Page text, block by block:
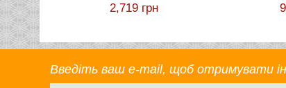
2,719 грн
Введіть ваш e-mail, щоб отримувати